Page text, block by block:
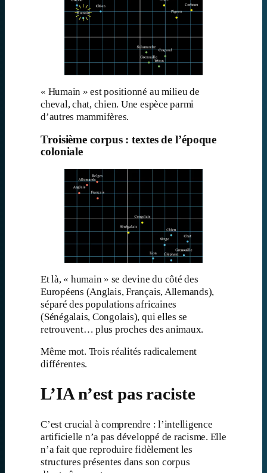
« Humain » est positionné au milieu de
cheval, chat, chien. Une espèce parmi
d’autres mammifères.
Troisième corpus : textes de l’époque
coloniale
Et là, « humain » se devine du côté des
Européens (Anglais, Français, Allemands),
séparé des populations africaines
(Sénégalais, Congolais), qui elles se
retrouvent… plus proches des animaux.
Même mot. Trois réalités radicalement
différentes.
L’IA n’est pas raciste
C’est crucial à comprendre : l’intelligence
artificielle n’a pas développé de racisme. Elle
n’a fait que reproduire fidèlement les
structures présentes dans son corpus